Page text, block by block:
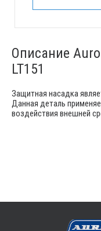
Описание
LT151
Защитная насадка
Данная деталь
воздействия внешней